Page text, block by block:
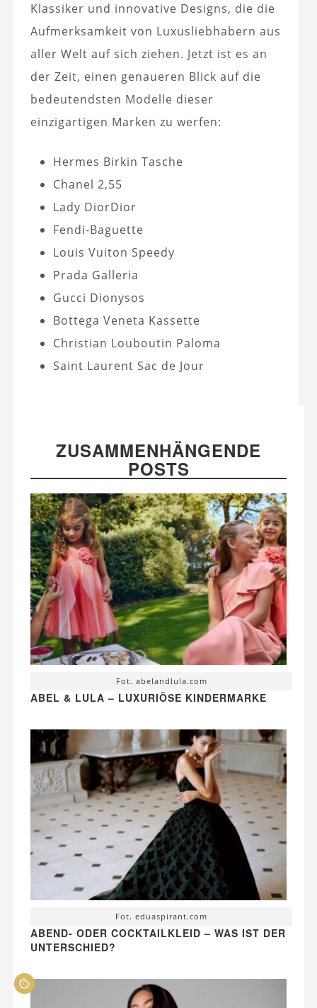
Klassiker und innovative Designs, die die
Aufmerksamkeit von Luxusliebhabern aus
aller Welt auf sich ziehen. Jetzt ist es an
der Zeit, einen genaueren Blick auf die
bedeutendsten Modelle dieser
einzigartigen Marken zu werfen:
Hermes Birkin Tasche
Chanel 2,55
Lady DiorDior
Fendi-Baguette
Louis Vuiton Speedy
Prada Galleria
Gucci Dionysos
Bottega Veneta Kassette
Christian Louboutin Paloma
Saint Laurent Sac de Jour
ZUSAMMENHÄNGENDE
POSTS
Fot. abelandlula.com
ABEL & LULA – LUXURIÖSE KINDERMARKE
Fot. eduaspirant.com
ABEND- ODER COCKTAILKLEID – WAS IST DER
UNTERSCHIED?